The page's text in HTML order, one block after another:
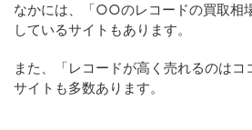
なかには、「○○のレコードの買取相
しているサイトもあります。
また、「レコードが高く売れるのはコ
サイトも多数あります。